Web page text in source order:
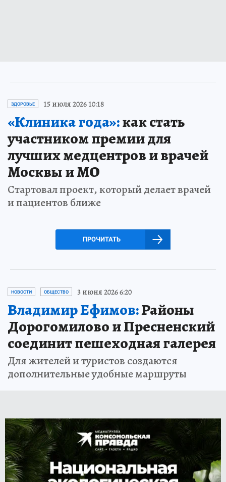
ЗДОРОВЬЕ 15 июля 2026 10:18
«Клиника года»:как стать
участником премии для
лучших медцентров и врачей
Москвы и МО
Стартовал проект, который делает врачей
и пациентов ближе
ПРОЧИТАТЬ
НОВОСТИ ОБЩЕСТВО 3 июня 2026 6:20
Владимир Ефимов:Районы
Дорогомилово и Пресненский
соединит пешеходная галерея
Для жителей и туристов создаются
дополнительные удобные маршруты